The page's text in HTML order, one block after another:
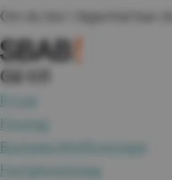
Om du bor i lägenhet kan
Gå till
Privat
Företag
Bostadsrättsföreningar
Fastighetsbolag